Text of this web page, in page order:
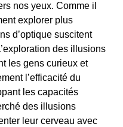
nos yeux. Comme il
explorer plus
d’optique suscitent
des illusions
les gens curieux et
l’efficacité du
les capacités
des illusions
leur cerveau avec